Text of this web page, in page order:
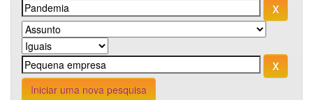
Iniciar uma nova pesquisa